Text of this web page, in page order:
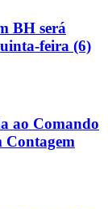
BH será
feira (6)
ao Comando
Contagem